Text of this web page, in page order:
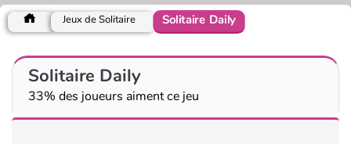
Jeux de Solitaire Solitaire Daily
Solitaire Daily
33% des joueurs aiment ce jeu